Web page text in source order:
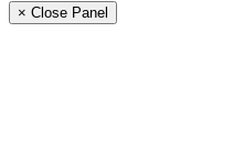
× Close Panel